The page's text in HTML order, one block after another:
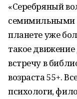
«Серебряный
семимильными
планете уже
такое
встречу в
возраста 55+.
психологи,